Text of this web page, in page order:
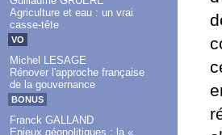
Agriculture et eau : un vrai
casse-tête
VO
Michel LESAGE
Rénover l'approche française
de la gouvernance
BONUS
Franck GALLAND
Enjeux géopolitiques : la «